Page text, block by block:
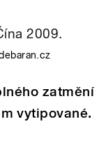
zatmění
vytipované.